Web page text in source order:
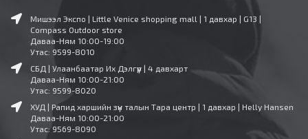
Мишээл Экспо | Little Venice shopping mall | 1 давхар | G13 |
Compass Outdoor store
Даваа-Ням 10:00-19:00
Утас: 9599-8010
СБД | Улаанбаатар Их Дэлгүүр | 4 давхарт
Даваа-Ням 10:00-21:00
Утас: 9599-8020
ХУД | Рапид харшийн зүүн талын Тара центр | 1 давхар | Helly Hansen
Даваа-Ням 10:00-21:00
Утас: 9569-8090